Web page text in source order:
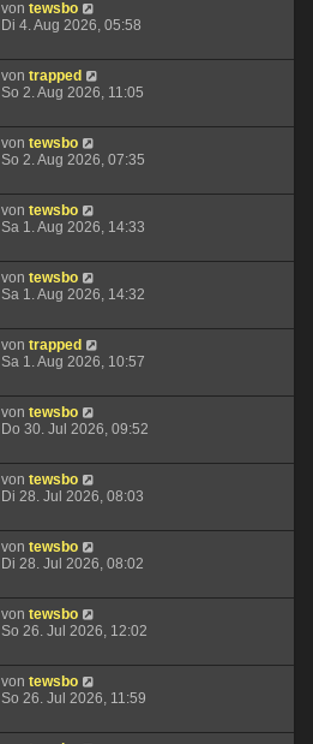
von tewsbo
Di 4. Aug 2026, 05:58
von trapped
So 2. Aug 2026, 11:05
von tewsbo
So 2. Aug 2026, 07:35
von tewsbo
Sa 1. Aug 2026, 14:33
von tewsbo
Sa 1. Aug 2026, 14:32
von trapped
Sa 1. Aug 2026, 10:57
von tewsbo
Do 30. Jul 2026, 09:52
von tewsbo
Di 28. Jul 2026, 08:03
von tewsbo
Di 28. Jul 2026, 08:02
von tewsbo
So 26. Jul 2026, 12:02
von tewsbo
So 26. Jul 2026, 11:59